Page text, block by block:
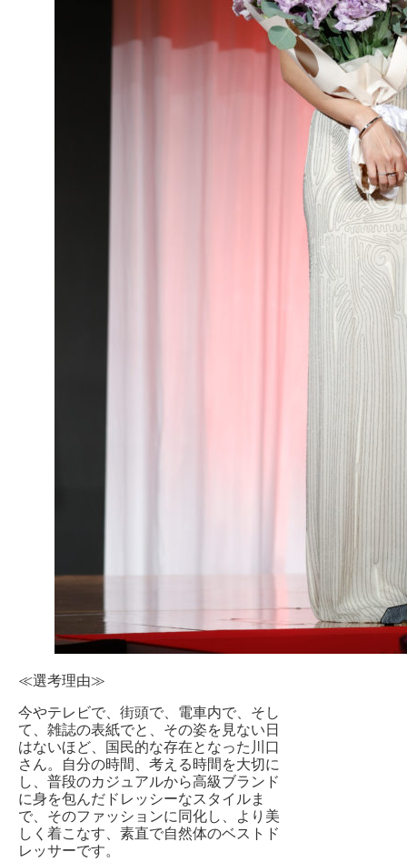
≪選考理由≫
今やテレビで、街頭で、電車内で、そし
て、雑誌の表紙でと、その姿を見ない日
はないほど、国民的な存在となった川口
さん。自分の時間、考える時間を大切に
し、普段のカジュアルから高級ブランド
に身を包んだドレッシーなスタイルま
で、そのファッションに同化し、より美
しく着こなす、素直で自然体のベストド
レッサーです。